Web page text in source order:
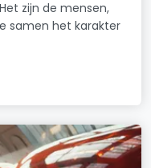
zijn de mensen,
samen het karakter